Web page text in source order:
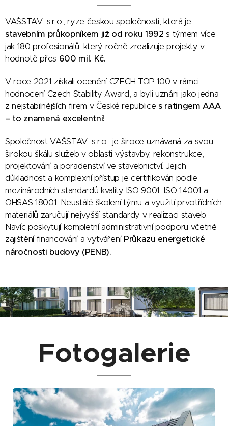
VAŠSTAV, s.r.o., ryze českou společnosti, která je
stavebním průkopníkem již od roku 1992 s týmem více
jak 180 profesionálů, který ročně zrealizuje projekty v
hodnotě přes 600 mil. Kč.
V roce 2021 získali ocenění CZECH TOP 100 v rámci
hodnocení Czech Stability Award, a byli uznáni jako jedna
z nejstabilnějších firem v České republice s ratingem AAA
– to znamená excelentní!
Společnost VAŠSTAV, s.r.o., je široce uznávaná za svou
širokou škálu služeb v oblasti výstavby, rekonstrukce,
projektování a poradenství ve stavebnictví. Jejich
důkladnost a komplexní přístup je certifikován podle
mezinárodních standardů kvality ISO 9001, ISO 14001 a
OHSAS 18001. Neustálé školení týmu a využití prvotřídních
materiálů zaručují nejvyšší standardy v realizaci staveb.
Navíc poskytují kompletní administrativní podporu včetně
zajištění financování a vytváření Průkazu energetické
náročnosti budovy (PENB).
Fotogalerie